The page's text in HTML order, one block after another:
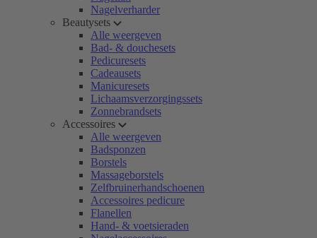
Nagelverharder
Beautysets
Alle weergeven
Bad- & douchesets
Pedicuresets
Cadeausets
Manicuresets
Lichaamsverzorgingssets
Zonnebrandsets
Accessoires
Alle weergeven
Badsponzen
Borstels
Massageborstels
Zelfbruinerhandschoenen
Accessoires pedicure
Flanellen
Hand- & voetsieraden